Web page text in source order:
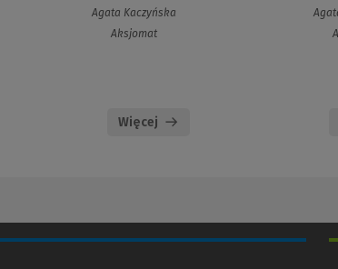
Agata Kaczyńska
Aksjomat
Więcej